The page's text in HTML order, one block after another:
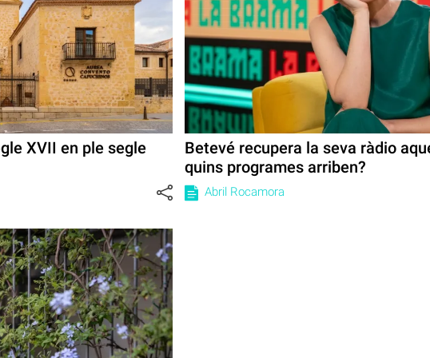
XVII en ple segle
Betevé recupera la seva ràdio
quins programes arriben?
Abril Rocamora